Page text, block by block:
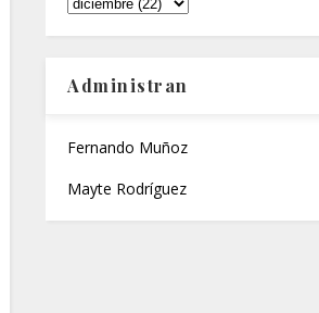
Administran
Fernando Muñoz
Mayte Rodríguez